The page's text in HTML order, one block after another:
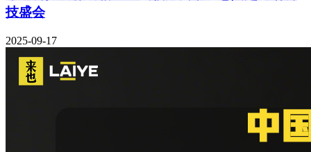
技盛会
2025-09-17